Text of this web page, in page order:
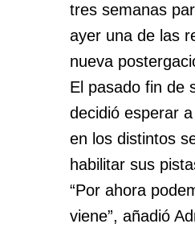
tres semanas
ayer una de las
nueva
El pasado fin de
decidió esperar
en los distintos
habilitar sus
“Por ahora
viene”, añadió